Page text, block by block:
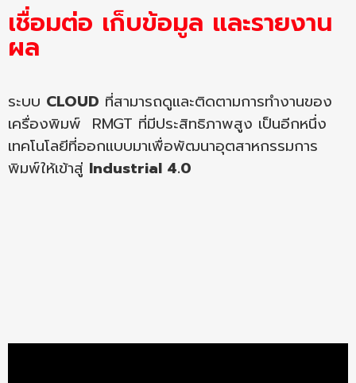
เชื่อมต่อ เก็บข้อมูล และรายงาน
ผล
ระบบ CLOUD ที่สามารถดูและติดตามการทำงานของ
เครื่องพิมพ์ RMGT ที่มีประสิทธิภาพสูง เป็นอีกหนึ่ง
เทคโนโลยีที่ออกแบบมาเพื่อพัฒนาอุตสาหกรรมการ
พิมพ์ให้เข้าสู่ Industrial 4.0